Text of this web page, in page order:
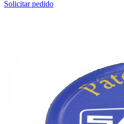
Solicitar pedido